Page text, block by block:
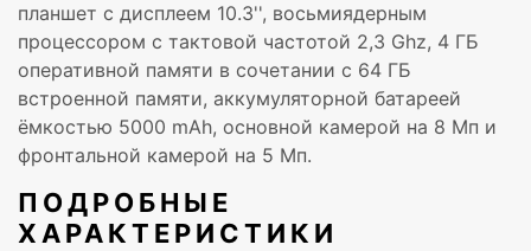
планшет с дисплеем 10.3'', восьмиядерным
процессором с тактовой частотой 2,3 Ghz, 4 ГБ
оперативной памяти в сочетании с 64 ГБ
встроенной памяти, аккумуляторной батареей
ёмкостью 5000 mAh, основной камерой на 8 Мп и
фронтальной камерой на 5 Мп.
ПОДРОБНЫЕ
ХАРАКТЕРИСТИКИ